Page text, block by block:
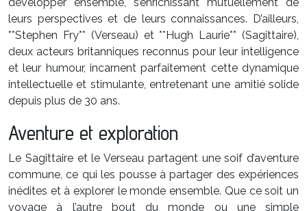
leurs perspectives et de leurs connaissances. D’ailleurs,
**Stephen Fry** (Verseau) et **Hugh Laurie** (Sagittaire),
deux acteurs britanniques reconnus pour leur intelligence
et leur humour, incarnent parfaitement cette dynamique
intellectuelle et stimulante, entretenant une amitié solide
depuis plus de 30 ans.
Aventure et exploration
Le Sagittaire et le Verseau partagent une soif d’aventure
commune, ce qui les pousse à partager des expériences
inédites et à explorer le monde ensemble. Que ce soit un
voyage à l’autre bout du monde ou une simple